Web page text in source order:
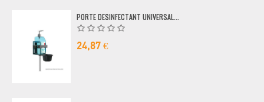
PORTE DESINFECTANT UNIVERSAL...
24,87 €